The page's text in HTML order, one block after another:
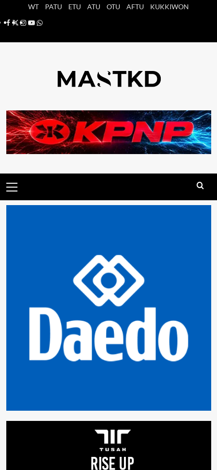
WT PATU ETU ATU OTU AFTU
KUKKIWON
Facebook
X Instagram
YouTube
Whatsapp
principal